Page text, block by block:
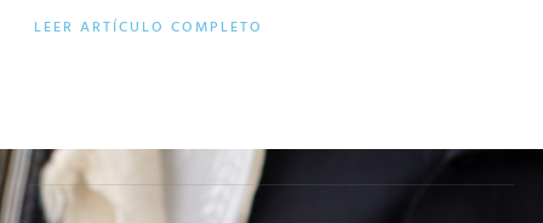
LEER ARTÍCULO COMPLETO